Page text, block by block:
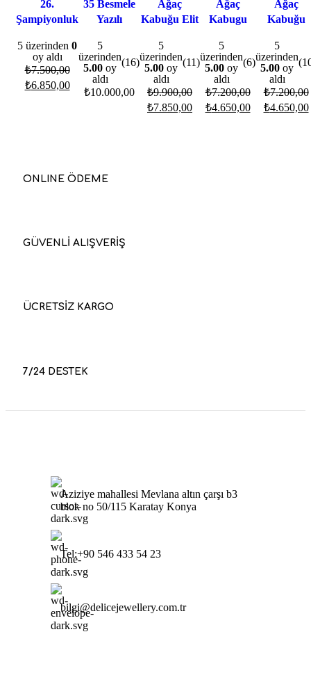
26.
Şampiyonluk
Ayar Gümüş
5 üzerinden 0
oy aldı
₺7.500,00
₺6.850,00
35 Besmele
Yazılı
Bileklik
Modeli
5
üzerinden
5.00 oy
aldı
(16)
₺10.000,00
Ağaç
Kabuğu Elit
Modeli
5
üzerinden
5.00 oy
aldı
(11)
₺9.900,00
₺7.850,00
Ağaç
Kabugu
Yüzük
Modeli
5
üzerinden
5.00 oy
aldı
(6)
₺7.200,00
₺4.650,00
Ağaç
Kabuğu
Yüzük
Modeli
5
üzerinden
5.00 oy
aldı
₺7.200,00
₺4.650,00
ONLINE ÖDEME
GÜVENLİ ALIŞVERİŞ
ÜCRETSİZ KARGO
7/24 DESTEK
Aziziye mahallesi Mevlana altın çarşı b3
blok no 50/115 Karatay Konya
Tel:+90 546 433 54 23
bilgi@delicejewellery.com.tr